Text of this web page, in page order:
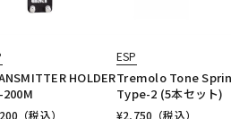
HOLDER
（税込）
ESP
Tremolo Tone
Type-2 (5本セット)
¥2,750 （税込）